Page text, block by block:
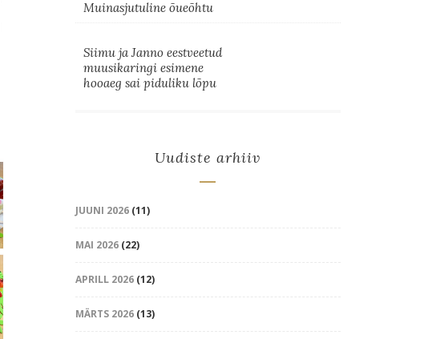
Muinasjutuline õueõhtu
Siimu ja Janno eestveetud
muusikaringi esimene
hooaeg sai piduliku lõpu
Uudiste arhiiv
JUUNI 2026(11)
MAI 2026(22)
APRILL 2026(12)
MÄRTS 2026(13)